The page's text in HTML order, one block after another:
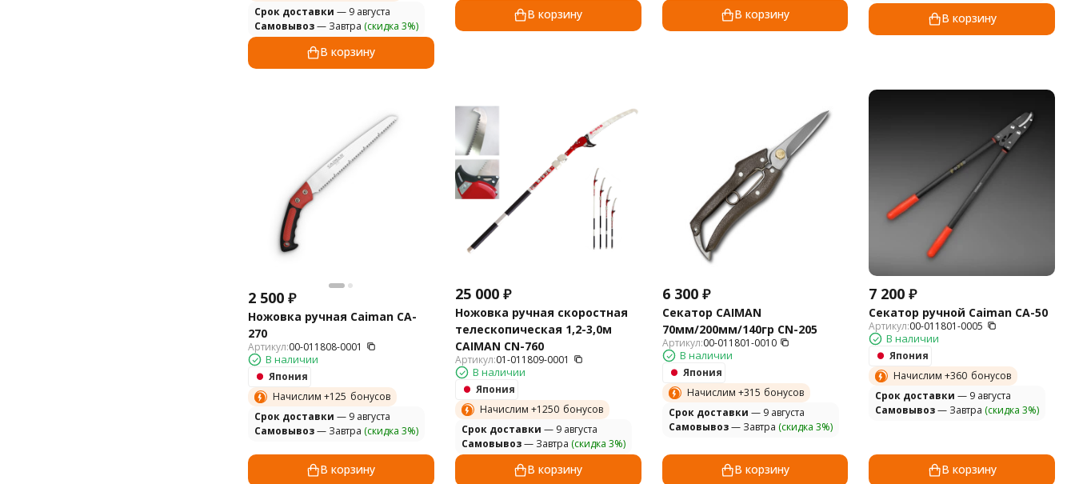
Cрок доставки — 9 августа
Самовывоз— Завтра (скидка 3%)
В корзину
В корзину В корзину В корзину
2 500 ₽
Ножовка ручная Caiman CA-
270
Артикул:00-011808-0001
В наличии
Япония
Начислим +125 бонусов
Cрок доставки — 9 августа
Самовывоз— Завтра (скидка 3%)
В корзину
25 000 ₽
Ножовка ручная скоростная
телескопическая 1,2-3,0м
CAIMAN СN-760
Артикул:01-011809-0001
В наличии
Япония
Начислим +1250 бонусов
Cрок доставки — 9 августа
Самовывоз— Завтра (скидка 3%)
В корзину
6 300 ₽
Секатор CAIMAN
70мм/200мм/140гр СN-205
Артикул:00-011801-0010
В наличии
Япония
Начислим +315 бонусов
Cрок доставки — 9 августа
Самовывоз— Завтра (скидка 3%)
В корзину
7 200 ₽
Секатор ручной Caiman CA-50
Артикул:00-011801-0005
В наличии
Япония
Начислим +360 бонусов
Cрок доставки — 9 августа
Самовывоз— Завтра (скидка 3%)
В корзину